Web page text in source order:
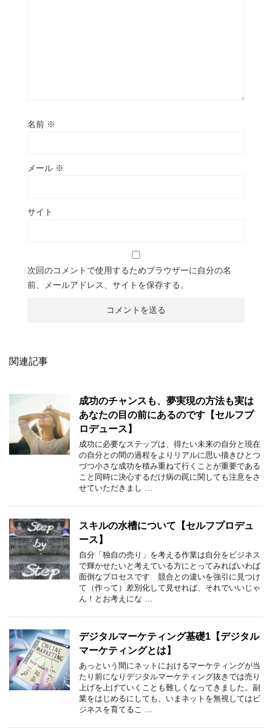
名前 ※
メール ※
サイト
次回のコメントで使用するためブラウザーに自分の名
前、メールアドレス、サイトを保存する。
関連記事
成功のチャンスも、夢実現の方法も実は
あなたの目の前にあるのです【セルフプ
ロデュース】
成功に必要なステップは、得たい未来の自分と現在
の自分との間の過程をよりリアルに思い描きひとつ
づつ小さな成功を積み重ねて行くことが重要である
こと同時に決心するだけ病の罠に関しても注意をさ
せていただきまし …
スキルの水槽について【セルフプロデュ
ース】
自分「独自の売り」を考える作業は自分をビジネス
で輝かせたいと考えている方にとってみればいわば
面倒なプロセスです 競合との違いを強引に見つけ
て（作って）差別化して見せれば、それでいいじゃ
ん！とお考えにな …
デジタルマーケティング基礎1【デジタル
マーケティングとは】
あっという間にネットにおけるマーケティングが当
たり前になりデジタルマーケティング抜きでは売り
上げを上げていくことも難しくなってきました。副
業をはじめるにしても、いまネットを無視してはビ
ジネスを育てるこ …